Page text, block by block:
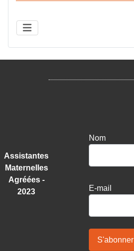
Assistantes
Maternelles
Agréées -
2023
Nom
E-mail
S'abonner